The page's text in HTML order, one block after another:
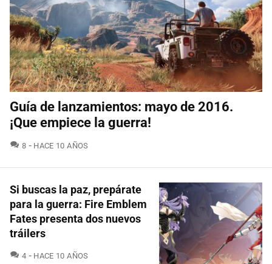
Guía de lanzamientos: mayo de 2016.
¡Que empiece la guerra!
8 COMENTARIOS
HACE 10 AÑOS
Si buscas la paz, prepárate
para la guerra: Fire Emblem
Fates presenta dos nuevos
tráilers
4 COMENTARIOS
HACE 10 AÑOS